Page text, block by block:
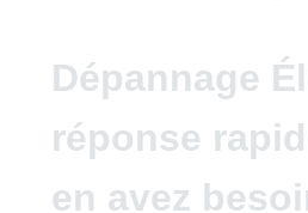
Dépannage
réponse
en avez